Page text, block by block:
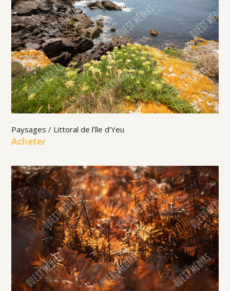
Paysages / Littoral de l’île d’Yeu
Acheter